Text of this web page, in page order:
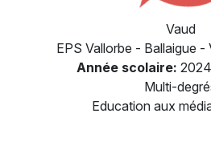
Vaud
EPS Vallorbe - Ballaigue
Année scolaire:
Multi-
Education aux